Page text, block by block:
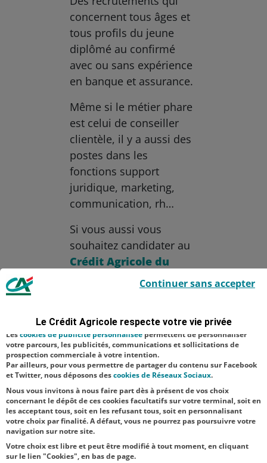
concernent tous âges et
tous profils du jeune
diplômé au confirmé
avec ou sans expérience
en banque et assurance.
Même si le métier phare
est celui de conseiller
clientèle, il y a aussi des
postes dans les
fonctions support
juridique, marketing,
communication, rh…
Si vous aussi vous
souhaitez candidater au
Crédit Agricole du
Emploi
Ressources Humaines
NOS
ACTUALITÉS
TOUTES NOS ACTUALITÉS
Le Crédit Agricole respecte votre vie privée
indispensables car utilisés à des fins de bon fonctionnement et de
sécurité ; d’autres sont facultatifs. Les
satisfaction facultatifs.
Lescookies de publicité personnalisée permettent de personnaliser
votre parcours, les publicités, communications et sollicitations de
prospection commerciale à votre intention.
Par ailleurs, pour vous permettre de partager du contenu sur Facebook
et Twitter, nous déposons descookies de Réseaux Sociaux.
Nous vous invitons à nous faire part dès à présent de vos choix
concernant le dépôt de ces cookies facultatifs sur votre terminal, soit en
les acceptant tous, soit en les refusant tous, soit en personnalisant
votre choix par finalité. A défaut, vous ne pourrez pas poursuivre votre
navigation sur notre site.
Votre choix est libre et peut être modifié à tout moment, en cliquant
sur le lien "Cookies", en bas de page.
Continuer sans accepter